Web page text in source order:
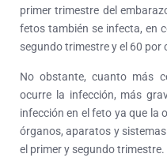
primer trimestre del
fetos también se infecta, en
segundo trimestre y el 60 por
No obstante, cuanto más
ocurre la infección, más
infección en el feto ya que la
órganos, aparatos y
el primer y segundo trimestre.